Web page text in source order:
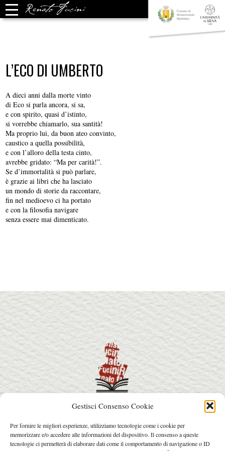
Gestisci Consenso Cookie
Per fornire le migliori esperienze, utilizziamo tecnologie come i cookie per
memorizzare e/o accedere alle informazioni del dispositivo. Il consenso a queste
tecnologie ci permetterà di elaborare dati come il comportamento di navigazione o ID
L’ECO DI UMBERTO
A dieci anni dalla morte vinto
di Eco si parla ancora, si sa,
e con spirito, quasi d’istinto,
si vorrebbe chiamarlo, sua santità!
Ma proprio lui, da buon ateo convinto,
caustico a quella possibilità,
e con l’alloro della testa cinto,
avrebbe gridato: “Ma per carità!”.
Se d’immortalità si può parlare,
è grazie ai libri che ha lasciato
un mondo di storie da raccontare,
fin nel medioevo ci ha portato
e con la filosofia navigare
senza essere mai dimenticato.
info@premiorenatofucini.it
arcainfo@arcafactory.it
Tel. 0564 077031 - 328 7631017